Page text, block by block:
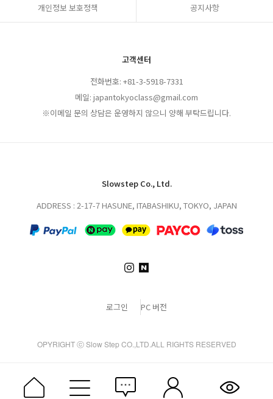
개인정보 보호정책 공지사항
고객센터
전화번호: +81-3-5918-7331
메일: japantokyoclass@gmail.com
※이메일 문의 상담은 운영하지 않으니 양해 부탁드립니다.
Slowstep Co., Ltd.
ADDRESS : 2-17-7 HASUNE, ITABASHIKU, TOKYO, JAPAN
로그인 PC 버전
OPYRIGHT ⓒ Slow Step CO.,LTD.ALL RIGHTS RESERVED